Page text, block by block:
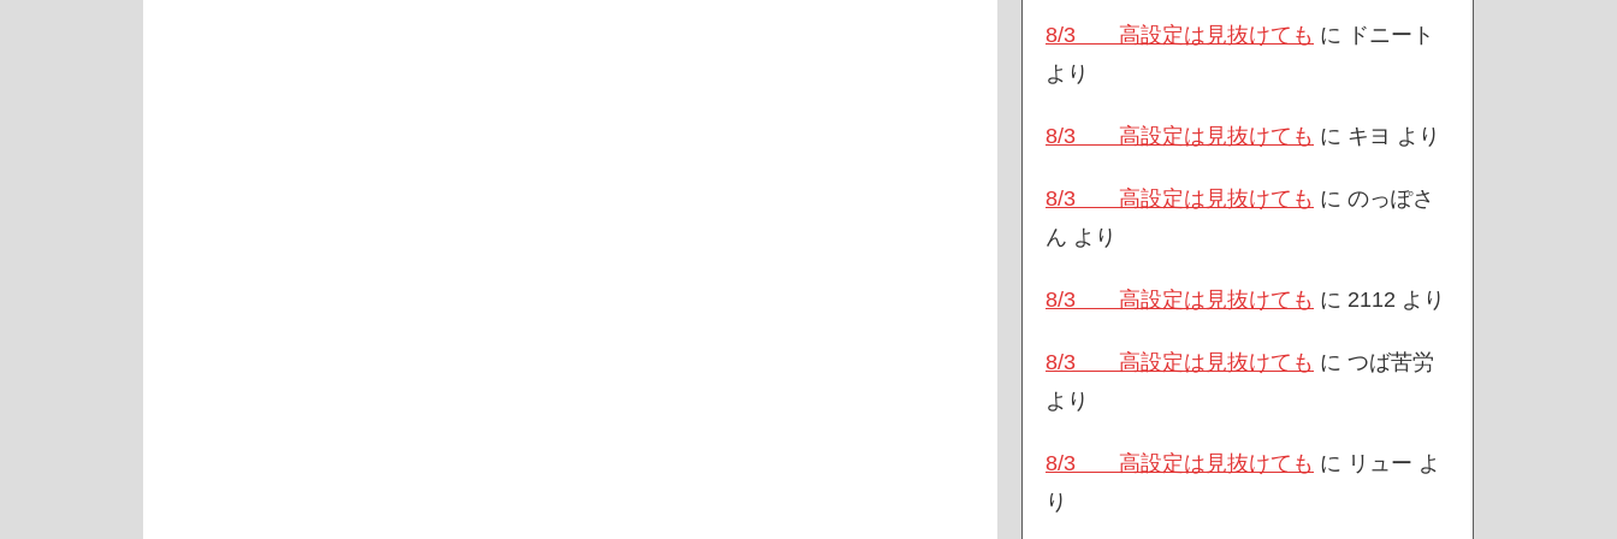
8/3 高設定は見抜けても に
ドニート
より
8/3 高設定は見抜けても に キヨ より
8/3 高設定は見抜けても に のっぽさ
ん より
8/3 高設定は見抜けても に 2112 より
8/3 高設定は見抜けても に つば苦労
より
8/3 高設定は見抜けても に リュー よ
り